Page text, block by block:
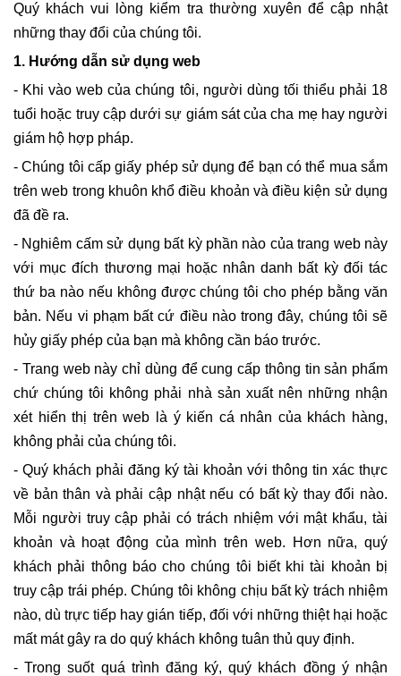
Quý khách vui lòng kiểm tra thường xuyên để cập nhật
những thay đổi của chúng tôi.
1. Hướng dẫn sử dụng web
- Khi vào web của chúng tôi, người dùng tối thiểu phải 18
tuổi hoặc truy cập dưới sự giám sát của cha mẹ hay người
giám hộ hợp pháp.
- Chúng tôi cấp giấy phép sử dụng để bạn có thể mua sắm
trên web trong khuôn khổ điều khoản và điều kiện sử dụng
đã đề ra.
- Nghiêm cấm sử dụng bất kỳ phần nào của trang web này
với mục đích thương mại hoặc nhân danh bất kỳ đối tác
thứ ba nào nếu không được chúng tôi cho phép bằng văn
bản. Nếu vi phạm bất cứ điều nào trong đây, chúng tôi sẽ
hủy giấy phép của bạn mà không cần báo trước.
- Trang web này chỉ dùng để cung cấp thông tin sản phẩm
chứ chúng tôi không phải nhà sản xuất nên những nhận
xét hiển thị trên web là ý kiến cá nhân của khách hàng,
không phải của chúng tôi.
- Quý khách phải đăng ký tài khoản với thông tin xác thực
về bản thân và phải cập nhật nếu có bất kỳ thay đổi nào.
Mỗi người truy cập phải có trách nhiệm với mật khẩu, tài
khoản và hoạt động của mình trên web. Hơn nữa, quý
khách phải thông báo cho chúng tôi biết khi tài khoản bị
truy cập trái phép. Chúng tôi không chịu bất kỳ trách nhiệm
nào, dù trực tiếp hay gián tiếp, đối với những thiệt hại hoặc
mất mát gây ra do quý khách không tuân thủ quy định.
- Trong suốt quá trình đăng ký, quý khách đồng ý nhận